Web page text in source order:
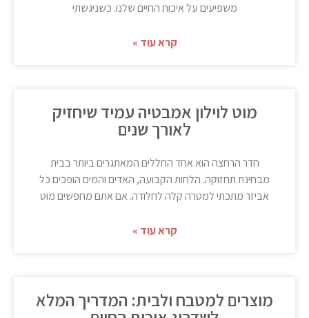
משפיעים על איכות החיים שלנו. כשניגשתי
קרא עוד »
מוט לוילון אמבטיה עמיד שיחזיק
לאורך שנים
חדר הרחצה הוא אחד החללים המאתגרים ביותר בבית
מבחינת תחזוקה. הלחות הקבועה, האדים והמים הופכים כל
אביזר מתכתי למטרה קלה לחלודה. אם אתם מחפשים מוט
קרא עוד »
מוצרים למטבח ולבית: המדריך המלא